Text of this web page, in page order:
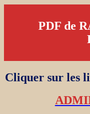
PDF de
Cliquer sur les